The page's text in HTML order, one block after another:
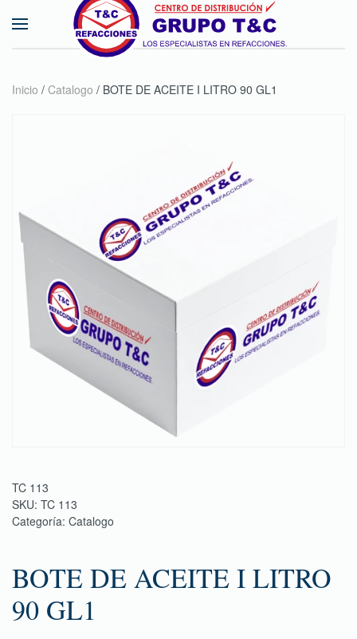
Skip to main content
Inicio / Catalogo / BOTE DE ACEITE I LITRO 90 GL1
TC 113
SKU: TC 113
Categoría: Catalogo
BOTE DE ACEITE I LITRO
90 GL1